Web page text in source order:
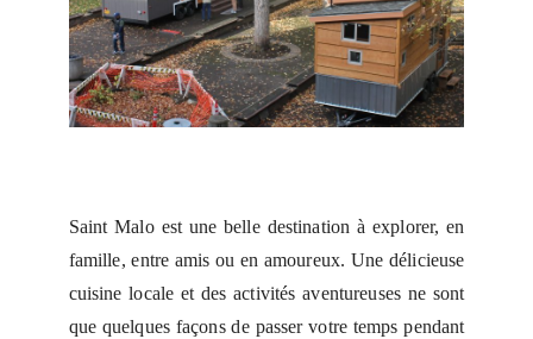
Saint Malo est une belle destination à explorer, en
famille, entre amis ou en amoureux. Une délicieuse
cuisine locale et des activités aventureuses ne sont
que quelques façons de passer votre temps pendant